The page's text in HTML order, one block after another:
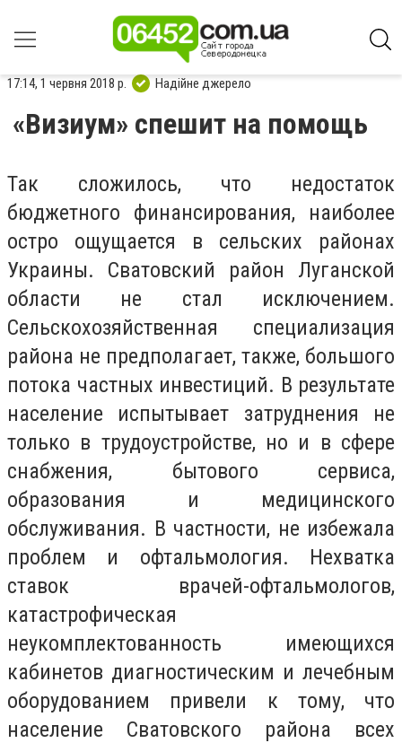
17:14, 1 червня 2018 р. Надійне джерело
«Визиум» спешит на помощь
Так сложилось, что недостаток
бюджетного финансирования, наиболее
остро ощущается в сельских районах
Украины. Сватовский район Луганской
области не стал исключением.
Сельскохозяйственная специализация
района не предполагает, также, большого
потока частных инвестиций. В результате
население испытывает затруднения не
только в трудоустройстве, но и в сфере
снабжения, бытового сервиса,
образования и медицинского
обслуживания. В частности, не избежала
проблем и офтальмология. Нехватка
ставок врачей-офтальмологов,
катастрофическая
неукомплектованность имеющихся
кабинетов диагностическим и лечебным
оборудованием привели к тому, что
население Сватовского района всех